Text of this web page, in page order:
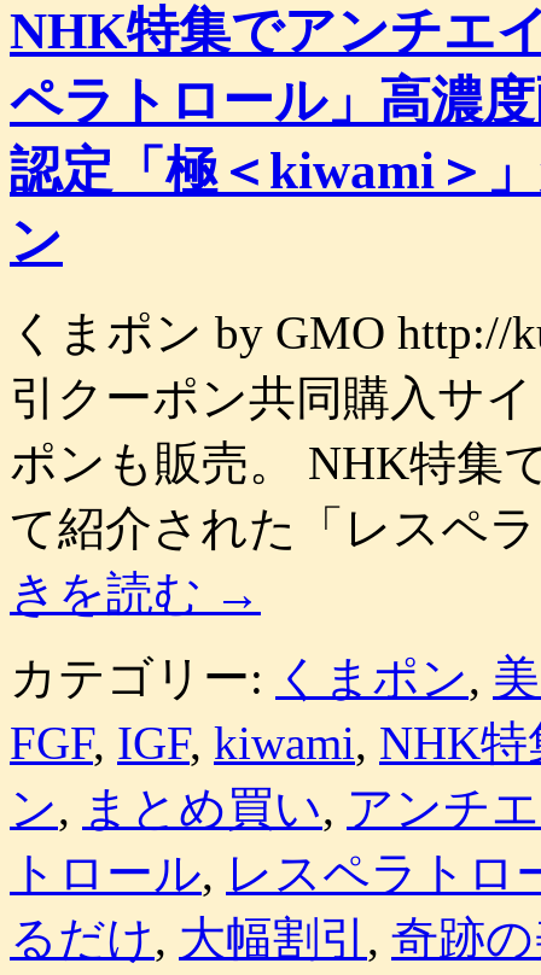
NHK特集でアンチエ
ペラトロール」高濃
認定「極＜kiwami＞
ン
くまポン by GMO http://
引クーポン共同購入サ
ポンも販売。 NHK特集
て紹介された「レスペ
きを読む →
カテゴリー: くまポン,
FGF, IGF, kiwami, NHK特
ン, まとめ買い, アンチ
トロール, レスペラトロ
るだけ, 大幅割引 , 奇跡